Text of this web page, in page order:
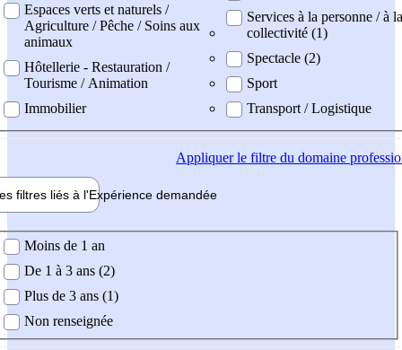
Espaces verts et naturels /
Agriculture / Pêche / Soins aux
animaux
Hôtellerie - Restauration /
Tourisme / Animation
Immobilier
Services à la personne / à la
collectivité (1)
Spectacle (2)
Sport
Transport / Logistique
Appliquerle filtre du domaine
filtres liés à l'Expérience demandée
demandée
Moins de 1 an
De 1 à 3 ans (2)
Plus de 3 ans (1)
Non renseignée